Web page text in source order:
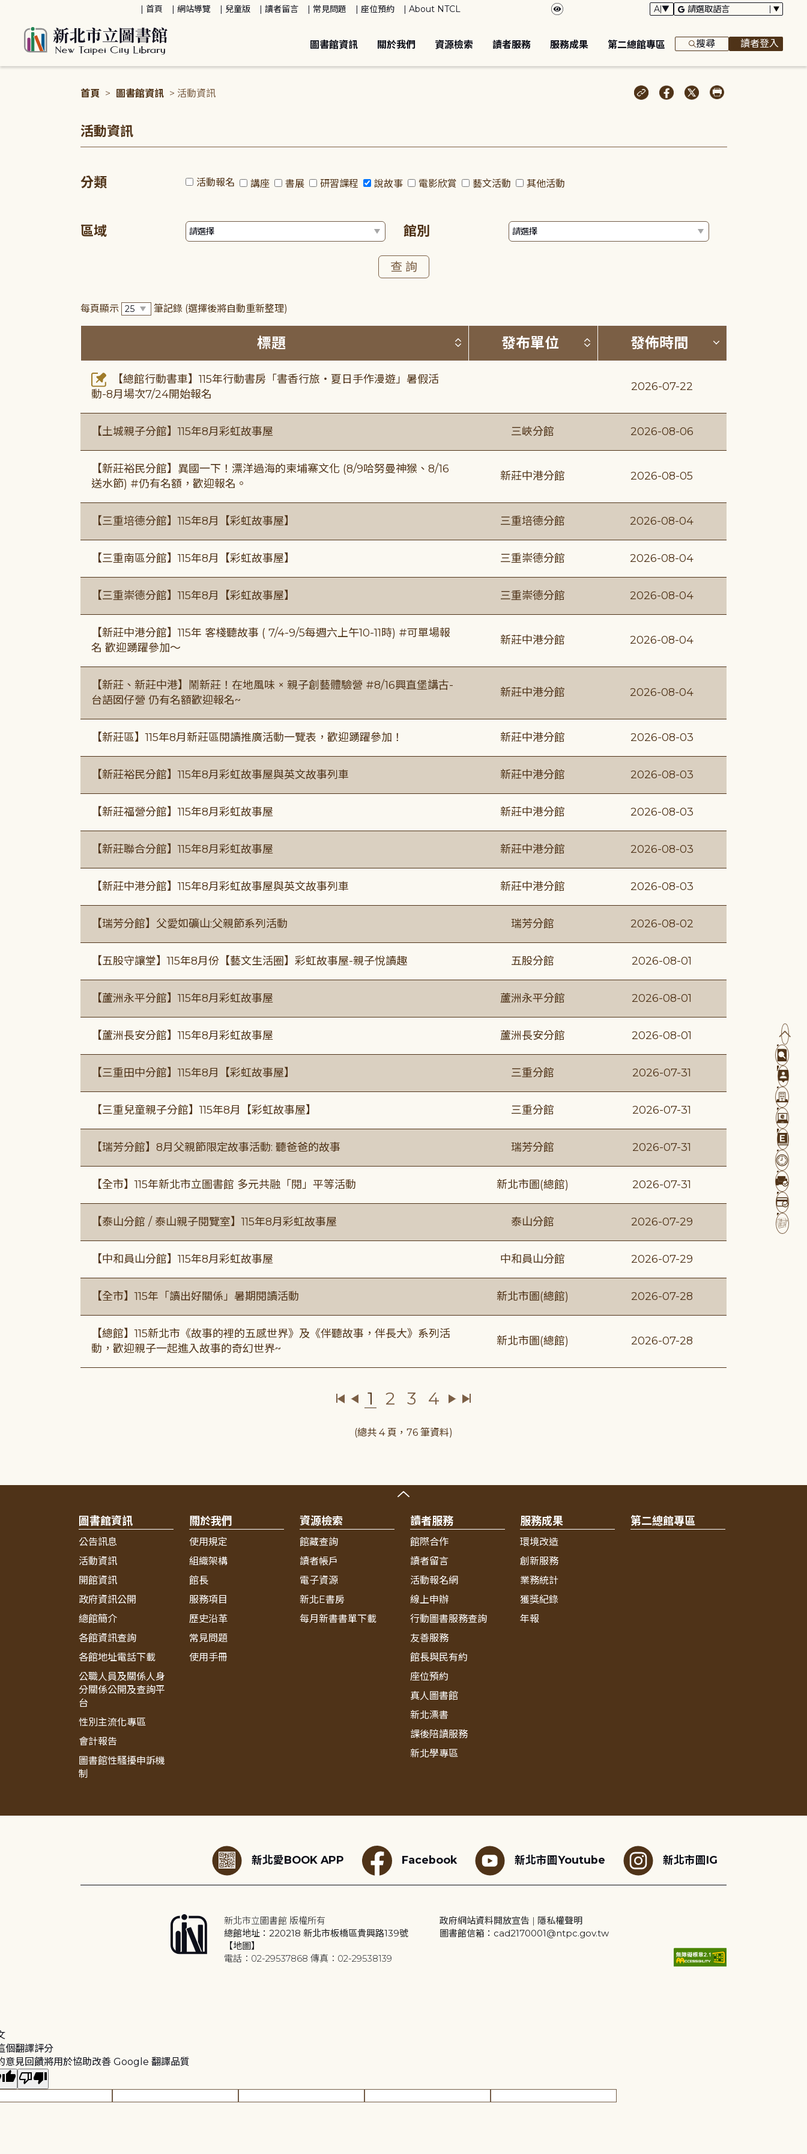
首頁 網站導覽 兒童版 讀者留言 常見問題 座位預約 About NTCL
圖書館資訊 關於我們 資源檢索 讀者服務 服務成果 第二總館專區 搜尋 讀者登入
首頁 > 圖書館資訊 > 活動資訊
活動資訊
分類 活動報名 講座 書展 研習課程 說故事 電影欣賞 藝文活動 其他活動
區域 館別
每頁顯示 筆記錄 (選擇後將自動重新整理)
標題 按標題排序 (升降冪)
發布單位 按發布單位排序 (升降冪)
發佈時間 按發佈時間
【總館行動書車】115年行動書房「書香行旅・夏日手作漫遊」暑假活
動-8月場次7/24開始報名
2026-07-22
【土城親子分館】115年8月彩虹故事屋 三峽分館 2026-08-06
【新莊裕民分館】異國一下！漂洋過海的柬埔寨文化 (8/9哈努曼神猴、8/16
送水節) #仍有名額，歡迎報名。
新莊中港分館 2026-08-05
【三重培德分館】115年8月【彩虹故事屋】 三重培德分館 2026-08-04
【三重南區分館】115年8月【彩虹故事屋】 三重崇德分館 2026-08-04
【三重崇德分館】115年8月【彩虹故事屋】 三重崇德分館 2026-08-04
【新莊中港分館】115年 客棧聽故事 ( 7/4-9/5每週六上午10-11時) #可單場報
名 歡迎踴躍參加～
新莊中港分館 2026-08-04
【新莊、新莊中港】鬧新莊！在地風味 × 親子創藝體驗營 #8/16興直堡講古-
台語囡仔營 仍有名額歡迎報名~
新莊中港分館 2026-08-04
【新莊區】115年8月新莊區閱讀推廣活動一覽表，歡迎踴躍參加！ 新莊中港分館 2026-08-03
【新莊裕民分館】115年8月彩虹故事屋與英文故事列車 新莊中港分館 2026-08-03
【新莊福營分館】115年8月彩虹故事屋 新莊中港分館 2026-08-03
【新莊聯合分館】115年8月彩虹故事屋 新莊中港分館 2026-08-03
【新莊中港分館】115年8月彩虹故事屋與英文故事列車 新莊中港分館 2026-08-03
【瑞芳分館】父愛如礦山:父親節系列活動 瑞芳分館 2026-08-02
【五股守讓堂】115年8月份【藝文生活圈】彩虹故事屋-親子悅讀趣 五股分館 2026-08-01
【蘆洲永平分館】115年8月彩虹故事屋 蘆洲永平分館 2026-08-01
【蘆洲長安分館】115年8月彩虹故事屋 蘆洲長安分館 2026-08-01
【三重田中分館】115年8月【彩虹故事屋】 三重分館 2026-07-31
【三重兒童親子分館】115年8月【彩虹故事屋】 三重分館 2026-07-31
【瑞芳分館】8月父親節限定故事活動: 聽爸爸的故事 瑞芳分館 2026-07-31
【全市】115年新北市立圖書館 多元共融「閱」平等活動 新北市圖(總館) 2026-07-31
【泰山分館 / 泰山親子閱覽室】115年8月彩虹故事屋 泰山分館 2026-07-29
【中和員山分館】115年8月彩虹故事屋 中和員山分館 2026-07-29
【全市】115年「讀出好關係」暑期閱讀活動 新北市圖(總館) 2026-07-28
【總館】115新北市《故事的裡的五感世界》及《伴聽故事，伴長大》系列活
動，歡迎親子一起進入故事的奇幻世界~
新北市圖(總館) 2026-07-28
1 2 3 4
(總共 4 頁，76 筆資料)
圖書館資訊
公告訊息
活動資訊
開館資訊
政府資訊公開
總館簡介
各館資訊查詢
各館地址電話下載
公職人員及關係人身
分關係公開及查詢平
台
性別主流化專區
會計報告
圖書館性騷擾申訴機
制
關於我們
使用規定
組織架構
館長
服務項目
歷史沿革
常見問題
使用手冊
資源檢索
館藏查詢
讀者帳戶
電子資源
新北E書房
每月新書書單下載
讀者服務
館際合作
讀者留言
活動報名網
線上申辦
行動圖書服務查詢
友善服務
館長與民有約
座位預約
真人圖書館
新北漂書
課後陪讀服務
新北學專區
服務成果
環境改造
創新服務
業務統計
獲獎紀錄
年報
第二總館專區
新北愛BOOK APP Facebook 新北市圖Youtube 新北市圖IG
新北市立圖書館 版權所有
總館地址：220218 新北市板橋區貴興路139號
【地圖】
電話：02-29537868 傳真：02-29538139
政府網站資料開放宣告 | 隱私權聲明
圖書館信箱：cad2170001@ntpc.gov.tw
個翻譯評分
意見回饋將用於協助改善 Google 翻譯品質